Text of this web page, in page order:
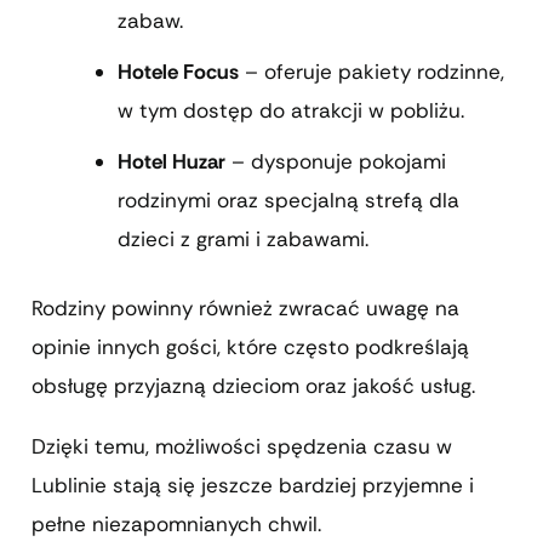
zabaw.
Hotele Focus – oferuje pakiety rodzinne,
w tym dostęp do atrakcji w pobliżu.
Hotel Huzar – dysponuje pokojami
rodzinymi oraz specjalną strefą dla
dzieci z grami i zabawami.
Rodziny powinny również zwracać uwagę na
opinie innych gości, które często podkreślają
obsługę przyjazną dzieciom oraz jakość usług.
Dzięki temu, możliwości spędzenia czasu w
Lublinie stają się jeszcze bardziej przyjemne i
pełne niezapomnianych chwil.